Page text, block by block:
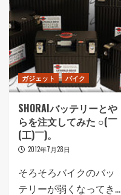
ガジェット バイク
SHORAIバッテリーとや
らを注文してみた ○(￣
(工)￣)。
2012年7月28日
そろそろバイクのバッ
テリーが弱くなってき...